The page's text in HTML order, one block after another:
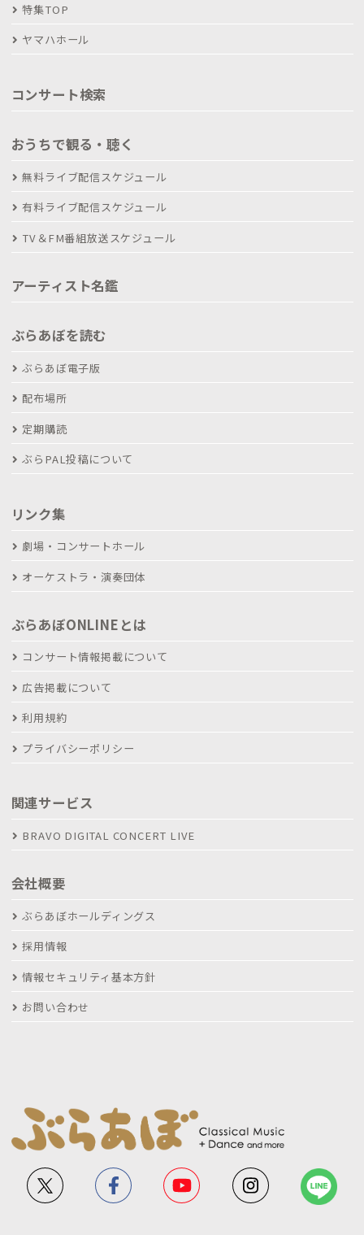
特集TOP
ヤマハホール
コンサート検索
おうちで観る・聴く
無料ライブ配信スケジュール
有料ライブ配信スケジュール
TV＆FM番組放送スケジュール
アーティスト名鑑
ぶらあぼを読む
ぶらあぼ電子版
配布場所
定期購読
ぶらPAL投稿について
リンク集
劇場・コンサートホール
オーケストラ・演奏団体
ぶらあぼONLINEとは
コンサート情報掲載について
広告掲載について
利用規約
プライバシーポリシー
関連サービス
BRAVO DIGITAL CONCERT LIVE
会社概要
ぶらあぼホールディングス
採用情報
情報セキュリティ基本方針
お問い合わせ